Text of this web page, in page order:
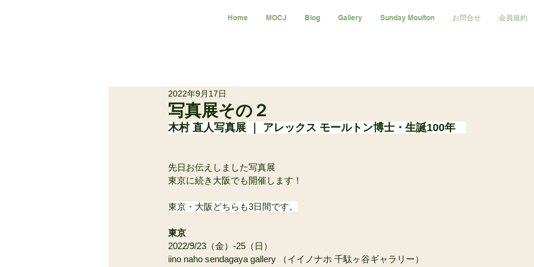
Home MOCJ Blog Gallery Sunday Moulton お問合せ 会員規約
写真展その２
2022年9月17日
木村 直人写真展 ｜ アレックス モールトン博士・生誕100年
先日お伝えしました写真展
東京に続き大阪でも開催します！
東京・大阪どちらも3日間です。
東京
2022/9/23（金）-25（日）
iino naho sendagaya gallery （イイノナホ 千駄ヶ谷ギャラリー）